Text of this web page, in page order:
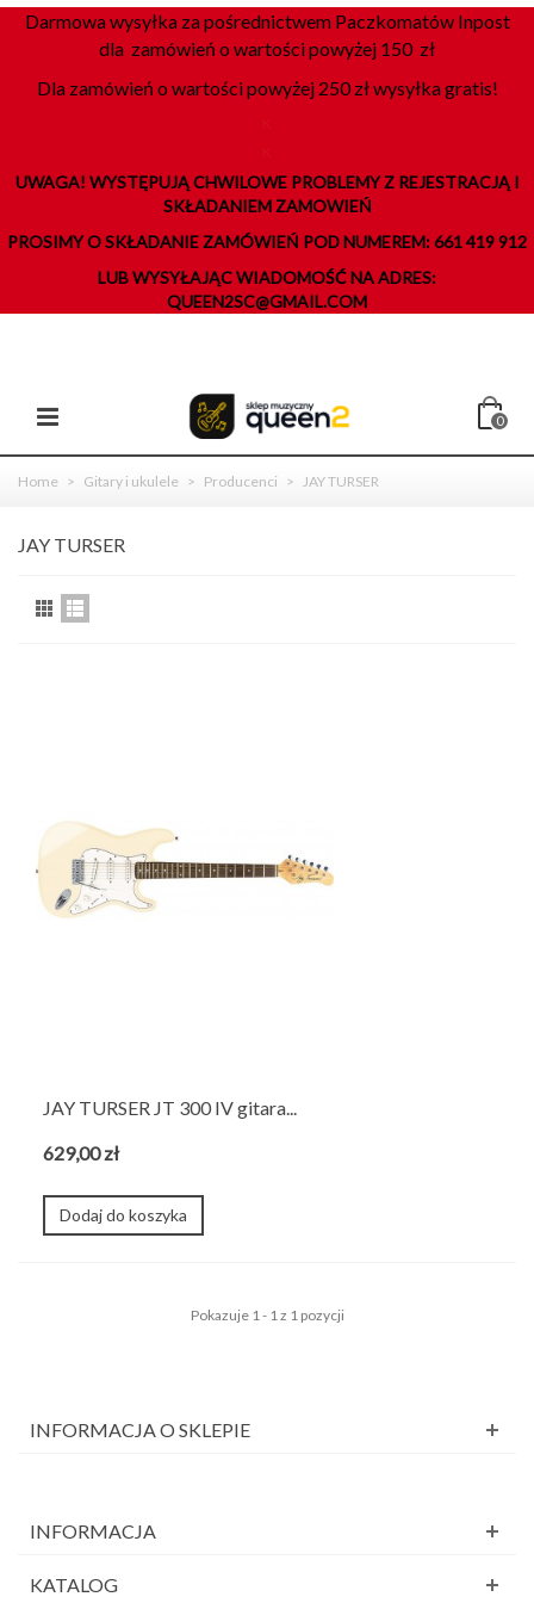
Darmowa wysyłka za pośrednictwem Paczkomatów Inpost
dla zamówień o wartości powyżej 150 zł
Dla zamówień o wartości powyżej 250 zł wysyłka gratis!
UWAGA! WYSTĘPUJĄ CHWILOWE PROBLEMY Z REJESTRACJĄ I
SKŁADANIEM ZAMOWIEŃ
PROSIMY O SKŁADANIE ZAMÓWIEŃ POD NUMEREM: 661 419 912
LUB WYSYŁAJĄC WIADOMOŚĆ NA ADRES:
QUEEN2SC@GMAIL.COM
0
Home > Gitary i ukulele > Producenci > JAY TURSER
JAY TURSER
JAY TURSER JT 300 IV gitara...
629,00 zł
Dodaj do koszyka
Pokazuje 1 - 1 z 1 pozycji
INFORMACJA O SKLEPIE
INFORMACJA
KATALOG